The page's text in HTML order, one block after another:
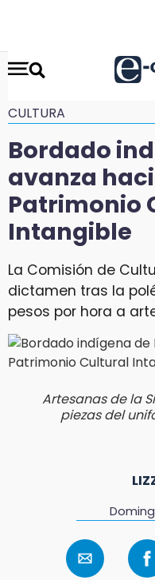
CULTURA
Bordado
avanza
Patrimonio
Intangible
La Comisión de
dictamen tras la
pesos por hora a
Artesanas de la
piezas del